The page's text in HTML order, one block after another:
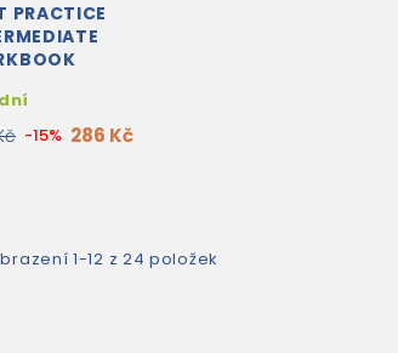
PRACTICE
-15% 286 Kč
1-12 z 24 položek